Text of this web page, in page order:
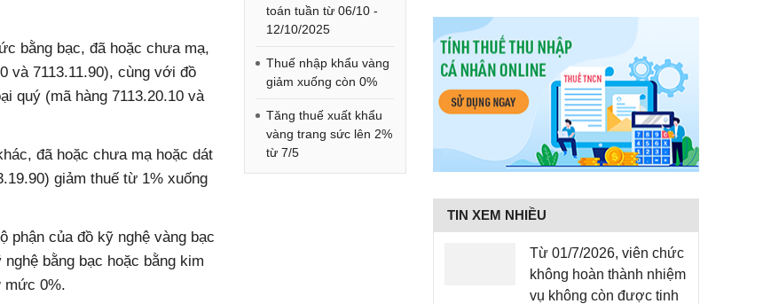
bằng bạc, đã hoặc chưa mạ,
và 7113.11.90), cùng với đồ
quý (mã hàng 7113.20.10 và
đã hoặc chưa mạ hoặc dát
giảm thuế từ 1% xuống
phận của đồ kỹ nghệ vàng bạc
bằng bạc hoặc bằng kim
mức 0%.
toán tuần từ 06/10 -
12/10/2025
Thuế nhập khẩu vàng
giảm xuống còn 0%
Tăng thuế xuất khẩu
vàng trang sức lên 2%
từ 7/5
TIN XEM NHIỀU
Từ 01/7/2026, viên chức
không hoàn thành nhiệm
vụ không còn được tinh